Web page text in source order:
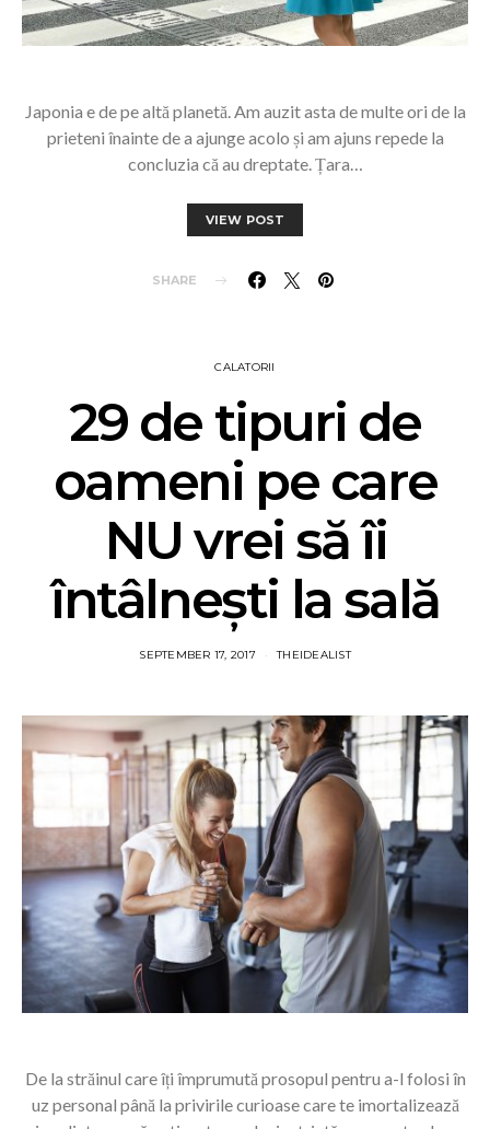
Japonia e de pe altă planetă. Am auzit asta de multe ori de la
prieteni înainte de a ajunge acolo și am ajuns repede la
concluzia că au dreptate. Țara…
VIEW POST
SHARE
CALATORII
29 de tipuri de
oameni pe care
NU vrei să îi
întâlnești la sală
SEPTEMBER 17, 2017 THEIDEALIST
De la străinul care îți împrumută prosopul pentru a-l folosi în
uz personal până la privirile curioase care te imortalizează